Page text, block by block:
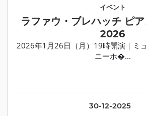
30-12-2025
イベント
ラファウ・ブレハッチ ピ
2026
2026年1月26日（月）19時開演｜ミ
ニーホ�...